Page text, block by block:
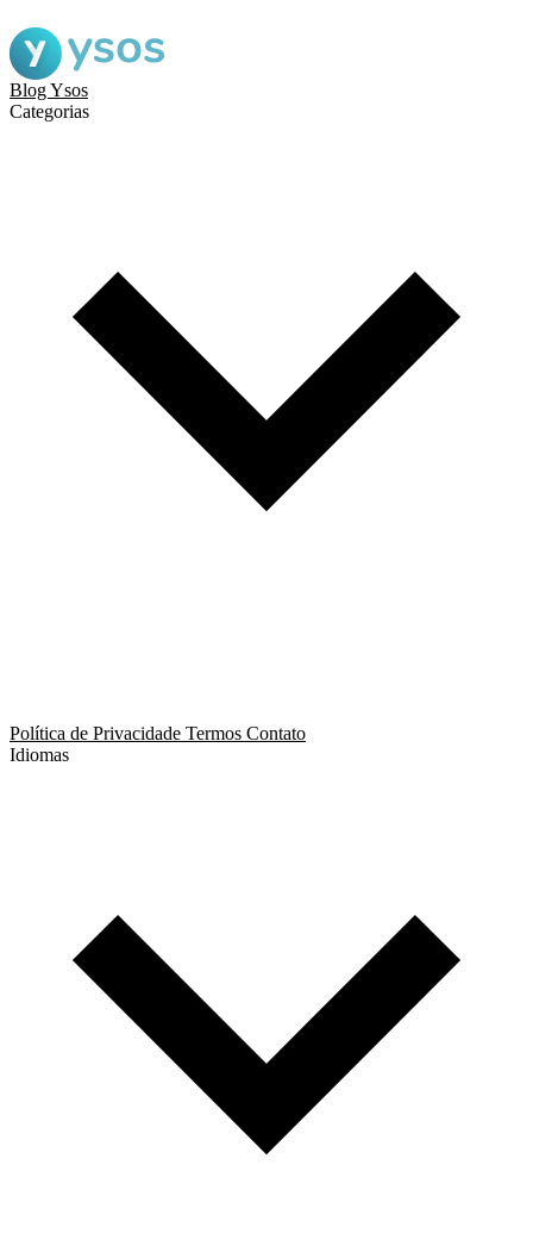
Blog Ysos
Categorias
Política de Privacidade Termos Contato
Idiomas